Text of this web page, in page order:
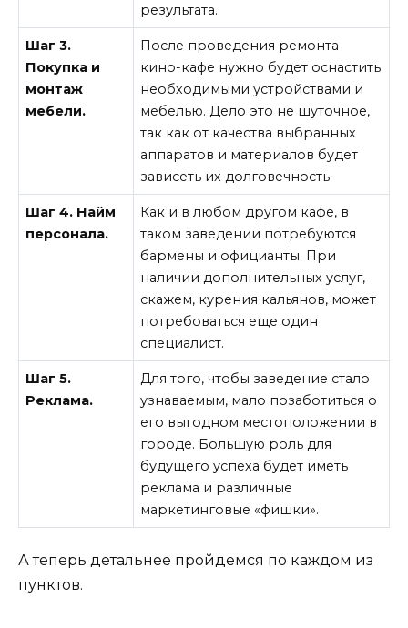
результата.
Шаг 3.
Покупка и
монтаж
мебели.
После проведения ремонта
кино-кафе нужно будет оснастить
необходимыми устройствами и
мебелью. Дело это не шуточное,
так как от качества выбранных
аппаратов и материалов будет
зависеть их долговечность.
Шаг 4. Найм
персонала.
Как и в любом другом кафе, в
таком заведении потребуются
бармены и официанты. При
наличии дополнительных услуг,
скажем, курения кальянов, может
потребоваться еще один
специалист.
Шаг 5.
Реклама.
Для того, чтобы заведение стало
узнаваемым, мало позаботиться о
его выгодном местоположении в
городе. Большую роль для
будущего успеха будет иметь
реклама и различные
маркетинговые «фишки».
А теперь детальнее пройдемся по каждом из
пунктов.